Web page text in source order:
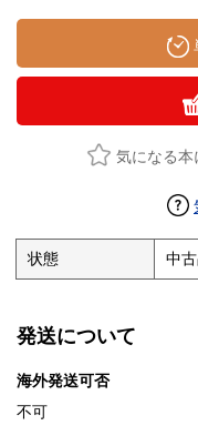
気になる本
状態 中古
発送について
海外発送可否
不可